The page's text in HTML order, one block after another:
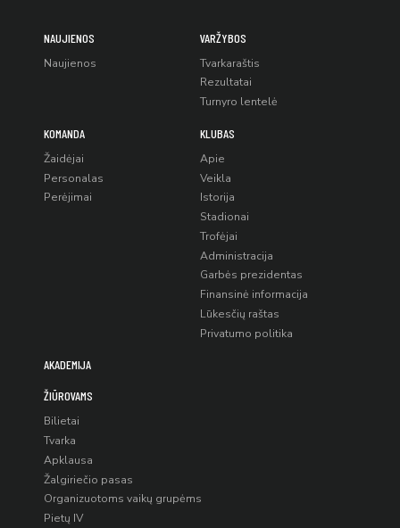
NAUJIENOS
Naujienos
VARŽYBOS
Tvarkaraštis
Rezultatai
Turnyro lentelė
KOMANDA
Žaidėjai
Personalas
Perėjimai
KLUBAS
Apie
Veikla
Istorija
Stadionai
Trofėjai
Administracija
Garbės prezidentas
Finansinė informacija
Lūkesčių raštas
Privatumo politika
AKADEMIJA
ŽIŪROVAMS
Bilietai
Tvarka
Apklausa
Žalgiriečio pasas
Organizuotoms vaikų grupėms
Pietų IV